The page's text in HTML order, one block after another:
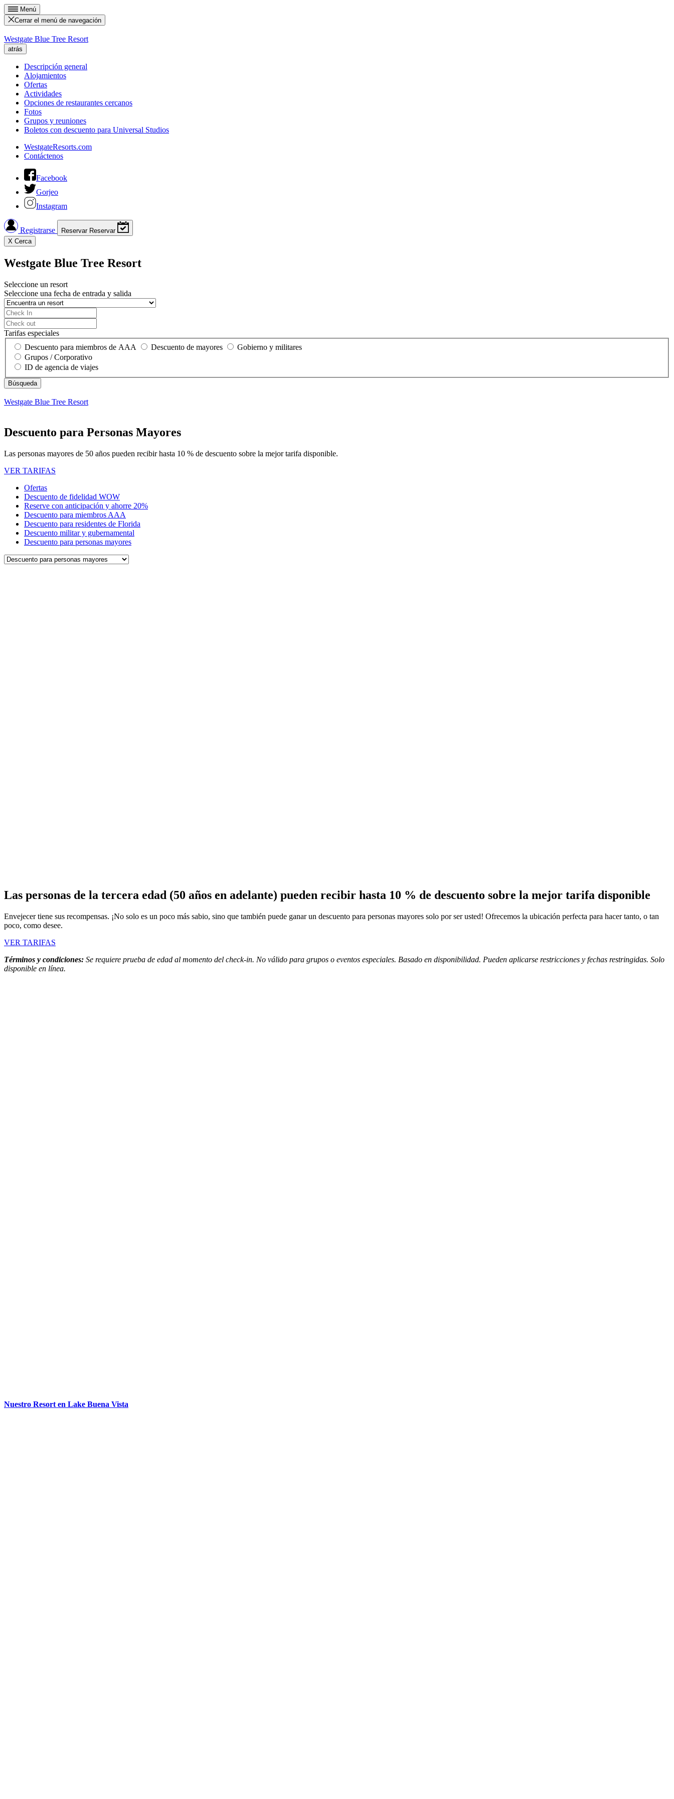
Menú
Cerrar el menú de navegación
Westgate Blue Tree Resort
atrás
Descripción general
Alojamientos
Ofertas
Actividades
Opciones de restaurantes cercanos
Fotos
Grupos y reuniones
Boletos con descuento para Universal Studios
WestgateResorts.com
Contáctenos
Facebook
Gorjeo
Instagram
Registrarse Reservar Reservar
X Cerca
Westgate Blue Tree Resort
Seleccione un resort
Seleccione una fecha de entrada y salida
Tarifas especiales
Descuento para miembros de AAA
Descuento de mayores
Gobierno y militares
Grupos / Corporativo
ID de agencia de viajes
Westgate Blue Tree Resort
Descuento para Personas Mayores
Las personas mayores de 50 años pueden recibir hasta 10 % de descuento sobre la mejor tarifa disponible.
VER TARIFAS
Ofertas
Descuento de fidelidad WOW
Reserve con anticipación y ahorre 20%
Descuento para miembros AAA
Descuento para residentes de Florida
Descuento militar y gubernamental
Descuento para personas mayores
Las personas de la tercera edad (50 años en adelante) pueden recibir hasta 10 % de descuento sobre la mejor tarifa disponible
Envejecer tiene sus recompensas. ¡No solo es un poco más sabio, sino que también puede ganar un descuento para personas mayores solo por ser usted! Ofrecemos la ubicación perfecta para hacer tanto, o tan
poco, como desee.
VER TARIFAS
Términos y condiciones: Se requiere prueba de edad al momento del check-in. No válido para grupos o eventos especiales. Basado en disponibilidad. Pueden aplicarse restricciones y fechas restringidas. Solo
disponible en línea.
Nuestro Resort en Lake Buena Vista